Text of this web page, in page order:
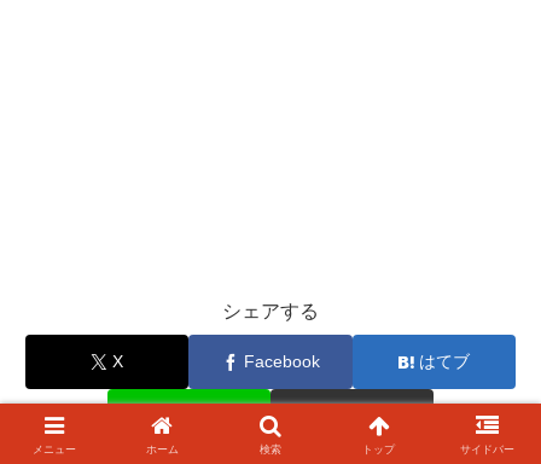
シェアする
X Facebook はてブ
コピー
メニュー ホーム 検索 トップ サイドバー